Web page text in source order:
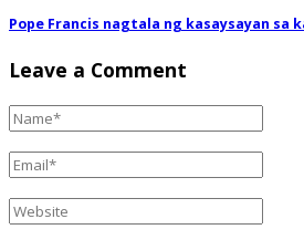
Pope Francis nagtala ng kasaysayan sa
Leave a Comment